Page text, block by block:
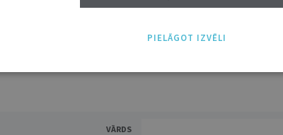
TRĪS IESPĒJAS TAVAI IZVĒLEI: MAZAIS, VIDĒJAIS UN LIELAIS ABONEMENTS!
VĀRDS
PIELĀGOT IZVĒLI